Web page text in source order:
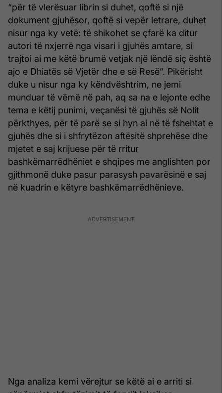
“për të vlerësuar librin si duhet, qoftë si një
dokument gjuhësor, qoftë si vepër letrare, duhet
nisur nga ky vetë: të shikohet se çfarë ka ditur
autori të nxjerrë nga visari i gjuhës amtare, si
trajtoi ai me këtë brumë vetjak një lëndë siç është
ajo e Dhiatës së Vjetër dhe e së Resë”. Pikërisht
duke u nisur nga ky këndvështrim, ne jemi
munduar të vëmë në pah, aq sa na e lejonte edhe
tema e këtij punimi, veçanësi të gjuhës së Nolit
përkthyes, për të parë se si hyn ai në të fshehtat e
gjuhës dhe si i shfrytëzon aftësitë shprehëse dhe
mjetet e saj krijuese për të rritur
bashkëmarrëdhëniet e shqipes me anglishten por
gjithmonë duke pasur parasysh pavarësinë e saj
në kuadrin e këtyre bashkëmarrëdhënieve.
Nga analiza kemi vërejtur se këtë ai e arriti si